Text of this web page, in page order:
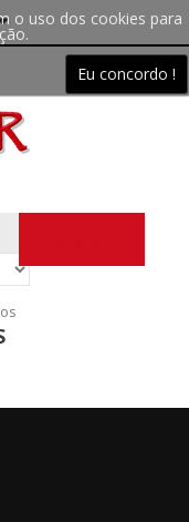
o uso dos cookies para
Eu concordo !